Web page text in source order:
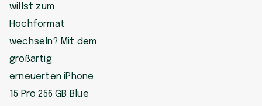
willst zum
Hochformat
wechseln? Mit dem
großartig
erneuerten iPhone
15 Pro 256 GB Blue